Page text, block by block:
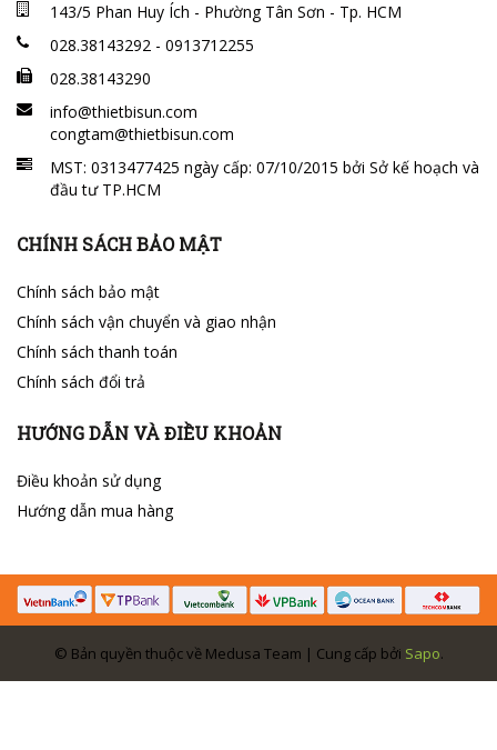
143/5 Phan Huy Ích - Phường Tân Sơn - Tp. HCM
028.38143292 - 0913712255
028.38143290
info@thietbisun.com
congtam@thietbisun.com
MST: 0313477425 ngày cấp: 07/10/2015 bởi Sở kế hoạch và
đầu tư TP.HCM
CHÍNH SÁCH BẢO MẬT
Chính sách bảo mật
Chính sách vận chuyển và giao nhận
Chính sách thanh toán
Chính sách đổi trả
HƯỚNG DẪN VÀ ĐIỀU KHOẢN
Điều khoản sử dụng
Hướng dẫn mua hàng
© Bản quyền thuộc về Medusa Team | Cung cấp bởi Sapo.